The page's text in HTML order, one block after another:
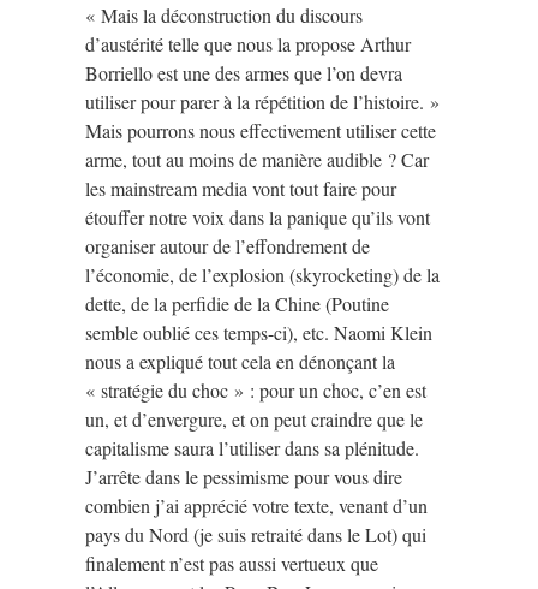
« Mais la déconstruction du discours
d’austérité telle que nous la propose Arthur
Borriello est une des armes que l’on devra
utiliser pour parer à la répétition de l’histoire. »
Mais pourrons nous effectivement utiliser cette
arme, tout au moins de manière audible ? Car
les mainstream media vont tout faire pour
étouffer notre voix dans la panique qu’ils vont
organiser autour de l’effondrement de
l’économie, de l’explosion (skyrocketing) de la
dette, de la perfidie de la Chine (Poutine
semble oublié ces temps-ci), etc. Naomi Klein
nous a expliqué tout cela en dénonçant la
« stratégie du choc » : pour un choc, c’en est
un, et d’envergure, et on peut craindre que le
capitalisme saura l’utiliser dans sa plénitude.
J’arrête dans le pessimisme pour vous dire
combien j’ai apprécié votre texte, venant d’un
pays du Nord (je suis retraité dans le Lot) qui
finalement n’est pas aussi vertueux que